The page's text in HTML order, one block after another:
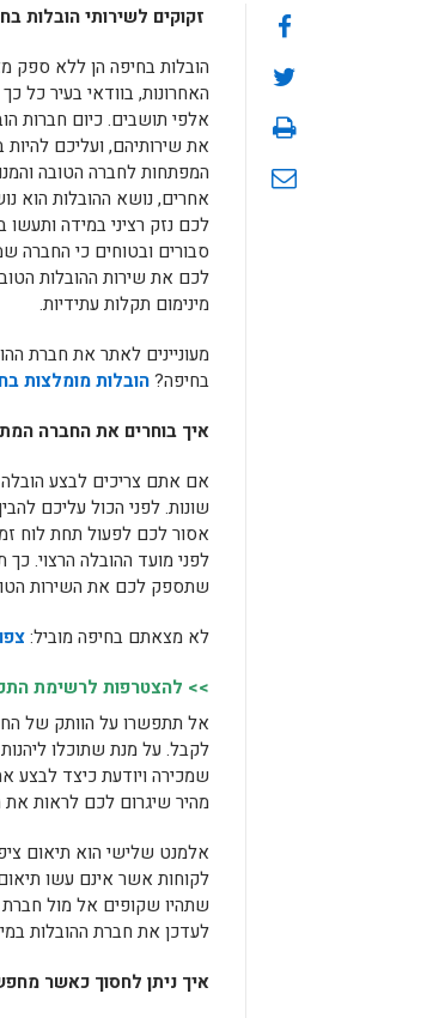
זקוקים לשירותי הובלות
הובלות בחיפה הן ללא ספק
האחרונות, בוודאי בעיר כל
אלפי תושבים. כיום חברות
את שירותיהם, ועליכם
המפתחות לחברה הטובה
אחרים, נושא ההובלות הוא
לכם נזק רציני במידה ותעשו
סבורים ובטוחים כי
לכם את שירות ההובלות הטוב
מינימום תקלות עתידיות.
מעוניינים לאתר את חברת
בחיפה?הובלות מומלצות
איך בוחרים את החברה
אם אתם צריכים לבצע
שונות. לפני הכול עליכם
אסור לכם לפעול תחת לוח
לפני מועד ההובלה הרצוי.
שתספק לכם את השירות
לא מצאתם בחיפה מוביל:
>> להצטרפות לרשימת
אל תתפשרו על הוותק של
לקבל. על מנת שתוכלו
שמכירה ויודעת כיצד לבצע
מהיר שיגרום לכם לראות את
אלמנט שלישי הוא תיאום
לקוחות אשר אינם עשו
שתהיו שקופים אל מול
לעדכן את חברת ההובלות
איך ניתן לחסוך כאשר